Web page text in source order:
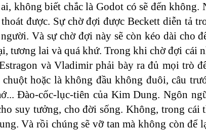
không biết chắc là Godot có sẽ đến
được. Sự chờ đợi được Beckett diễn tả
Và sự chờ đợi này sẽ còn kéo dài cho
tương lai và quá khứ. Trong khi chờ đợi cái
và Vladimir phải bày ra đủ mọi trò
hoặc là không đầu không đuôi, câu
Đào-cốc-lục-tiên của Kim Dung. Ngôn
suy tưởng, cho đời sống. Không, trong
Và rồi chúng sẽ vỡ tan mà không còn